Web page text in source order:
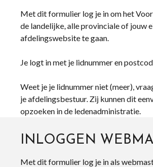
Met dit formulier log je in om het Voor
de landelijke, alle provinciale of jouw
afdelingswebsite te gaan.
Je logt in met je lidnummer en
Weet je je lidnummer niet (meer),
je afdelingsbestuur. Zij kunnen dit
opzoeken in de ledenadministratie.
INLOGGEN
Met dit formulier log je in als